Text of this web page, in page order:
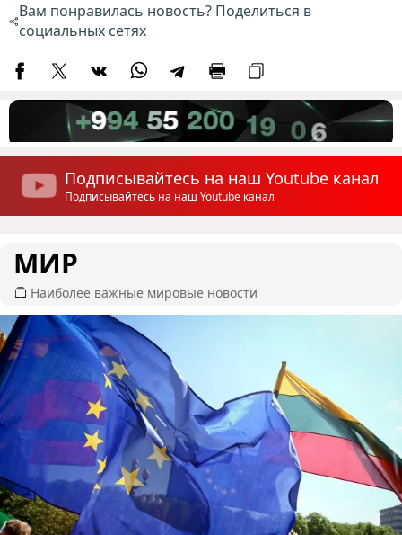
Вам понравилась новость? Поделиться в
социальных сетях
Подписывайтесь на наш Youtube канал
Подписывайтесь на наш Youtube канал
МИР
Наиболее важные мировые новости